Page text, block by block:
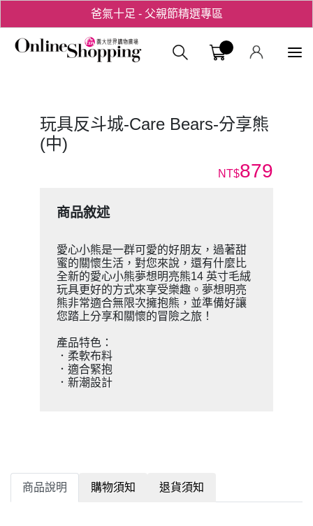
爸氣十足 - 父親節精選專區
用心愛你！七夕星選禮遇！義大購物
玩具反斗城-Care Bears-分享熊
(中)
NT$879
商品敘述
愛心小熊是一群可愛的好朋友，過著甜
蜜的關懷生活，對您來說，還有什麼比
全新的愛心小熊夢想明亮熊14 ​​英寸毛絨
玩具更好的方式來享受樂趣。夢想明亮
熊非常適合無限次擁抱熊，並準備好讓
您踏上分享和關懷的冒險之旅！
產品特色：
．柔軟布料
．適合緊抱
．新潮設計
商品說明 購物須知 退貨須知